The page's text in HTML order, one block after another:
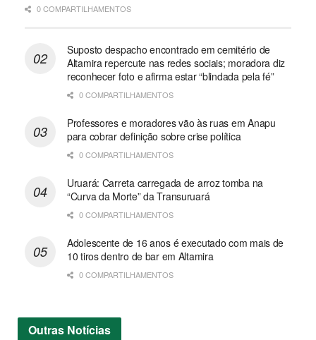
0 COMPARTILHAMENTOS
Suposto despacho encontrado em cemitério de
Altamira repercute nas redes sociais; moradora diz
reconhecer foto e afirma estar “blindada pela fé”
0 COMPARTILHAMENTOS
Professores e moradores vão às ruas em Anapu
para cobrar definição sobre crise política
0 COMPARTILHAMENTOS
Uruará: Carreta carregada de arroz tomba na
“Curva da Morte” da Transuruará
0 COMPARTILHAMENTOS
Adolescente de 16 anos é executado com mais de
10 tiros dentro de bar em Altamira
0 COMPARTILHAMENTOS
Outras Notícias